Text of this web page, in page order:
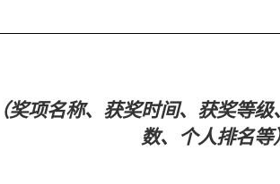
（奖项名称、获奖时间、获奖等
数、个人排名等